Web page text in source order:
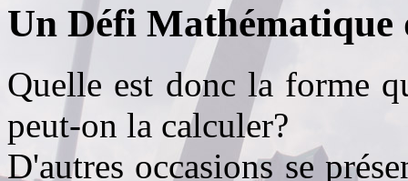
Un Défi Mathématique
Quelle est donc la forme
peut-on la calculer?
D'autres occasions se